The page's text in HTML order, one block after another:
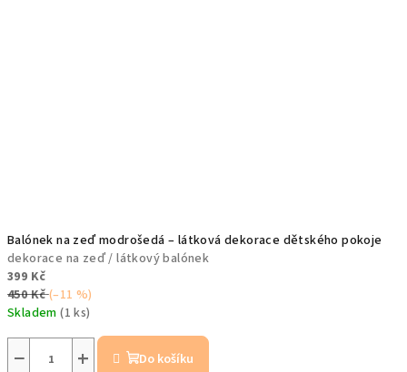
Balónek na zeď modrošedá – látková dekorace dětského pokoje
dekorace na zeď / látkový balónek
399 Kč
450 Kč(–11 %)
Skladem(1 ks)
+
− Do košíku